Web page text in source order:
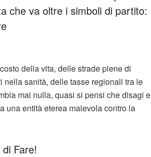
che va oltre i simboli di partito:
della vita, delle strade piene di
sanità, delle tasse regionali tra le
mai nulla, quasi si pensi che disagi e
una entità eterea malevola contro la
Fare!